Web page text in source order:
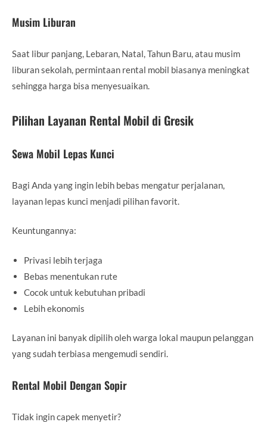
Musim Liburan
Saat libur panjang, Lebaran, Natal, Tahun Baru, atau musim
liburan sekolah, permintaan rental mobil biasanya meningkat
sehingga harga bisa menyesuaikan.
Pilihan Layanan Rental Mobil di Gresik
Sewa Mobil Lepas Kunci
Bagi Anda yang ingin lebih bebas mengatur perjalanan,
layanan lepas kunci menjadi pilihan favorit.
Keuntungannya:
Privasi lebih terjaga
Bebas menentukan rute
Cocok untuk kebutuhan pribadi
Lebih ekonomis
Layanan ini banyak dipilih oleh warga lokal maupun pelanggan
yang sudah terbiasa mengemudi sendiri.
Rental Mobil Dengan Sopir
Tidak ingin capek menyetir?